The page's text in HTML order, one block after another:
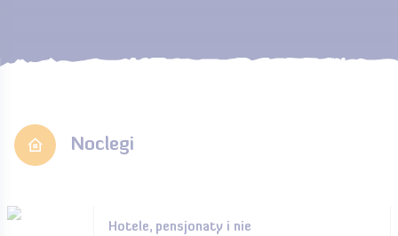
Noclegi
Hotele, pensjonaty i nie